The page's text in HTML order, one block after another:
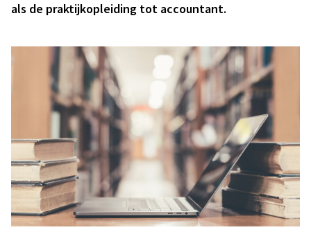
als de praktijkopleiding tot accountant.